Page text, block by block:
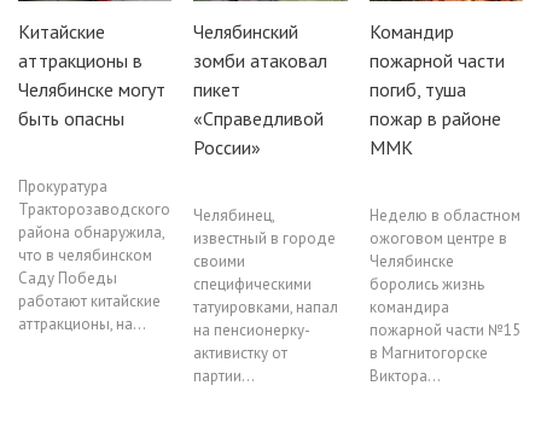
Китайские
аттракционы в
Челябинске могут
быть опасны
Прокуратура
Тракторозаводского
района обнаружила,
что в челябинском
Саду Победы
работают китайские
аттракционы, на…
Челябинский
зомби атаковал
пикет
«Справедливой
России»
Челябинец,
известный в городе
своими
специфическими
татуировками, напал
на пенсионерку-
активистку от
партии…
Командир
пожарной части
погиб, туша
пожар в районе
ММК
Неделю в областном
ожоговом центре в
Челябинске
боролись жизнь
командира
пожарной части №15
в Магнитогорске
Виктора…